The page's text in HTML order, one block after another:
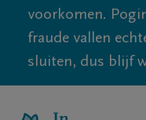
voorkomen.
fraude vallen
sluiten, dus blijf